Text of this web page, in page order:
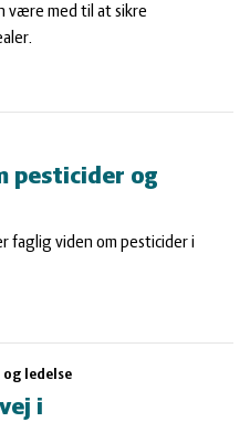
være med til at sikre
pesticider og
faglig viden om pesticider i
ledelse
i